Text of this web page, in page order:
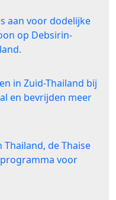
aan voor dodelijke
op Debsirin-
in Zuid-Thailand bij
en bevrijden meer
de Thaise
voor